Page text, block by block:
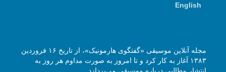
English
مجله آنلاین موسیقی «گفتگوی هارمونیک»، از تاریخ ۱۶ فروردین
۱۳۸۳ آغاز به کار کرد و تا امروز به صورت مداوم هر روز به